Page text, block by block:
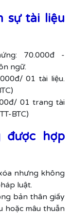
sự tài liệu
70.000đ -
ngữ.
01 tài liệu.
01 trang tài
BTC)
được hợp
nhưng không
luật.
bản thân giấy
hoặc mâu thuẫn